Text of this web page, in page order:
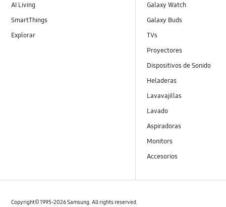
AI Living
SmartThings
Explorar
Galaxy Watch
Galaxy Buds
TVs
Proyectores
Dispositivos de Sonido
Heladeras
Lavavajillas
Lavado
Aspiradoras
Monitors
Accesorios
Copyright© 1995-2026 Samsung. All rights reserved.